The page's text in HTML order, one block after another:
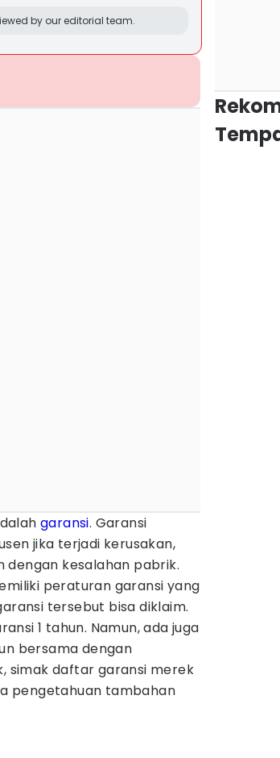
by our editorial team.
garansi. Garansi
jika terjadi kerusakan,
dengan kesalahan pabrik.
peraturan garansi yang
tersebut bisa diklaim.
1 tahun. Namun, ada juga
bersama dengan
simak daftar garansi merek
pengetahuan tambahan